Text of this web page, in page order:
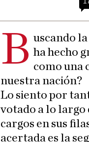
B uscando
ha hecho
como una
nuestra nación?
Lo siento por
votado a lo largo
cargos en sus
acertada es la